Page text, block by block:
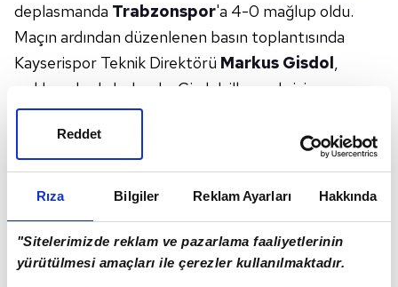
Rıza Bilgiler Reklam Ayarları Hakkında
"Sitelerimizde reklam ve pazarlama faaliyetlerinin
yürütülmesi amaçları ile çerezler kullanılmaktadır.
Reddet
deplasmanda Trabzonspor'a 4-0 mağlup oldu.
Maçın ardından düzenlenen basın toplantısında
Kayserispor Teknik Direktörü Markus Gisdol,
açıklamalarda bulundu. Gisdol, ilk yarıda iyi
oynadıklarını ancak gol yollarında etkisiz kaldıklarını
belirterek,
"İlk yarı iyi performans sergiledik. Birçok gol fırsatı
yakaladık ama bundan önceki maçlarda olduğu gibi
gol atmayı unuttuk. Bunu unutmaya devam edersek
başarılı olamayız. İkinci yarıda Trabzonspor, özellikle
hız konusunda bizim zaaflarımızı ortaya çıkardı. Baskı